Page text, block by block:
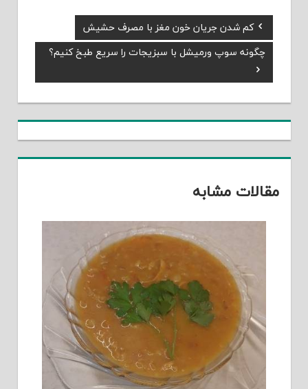
راهبری
نوشته
Previous
Post:
کم شدن جریان خون مغز با مصرف حشیش
Next
Post:
چگونه سوپ ورمیشل با سبزیجات را سریع طبخ کنیم؟
مقالات مشابه